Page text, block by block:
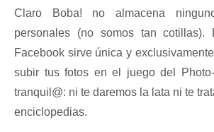
Claro Boba! no almacena
personales (no somos tan cotillas).
Facebook sirve única y
subir tus fotos en el juego del
tranquil@: ni te daremos la lata ni te
enciclopedias.